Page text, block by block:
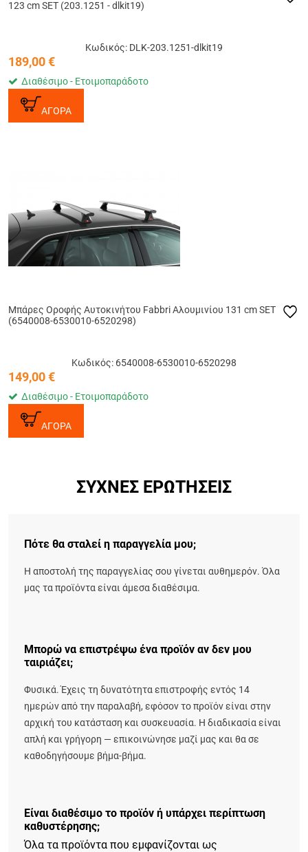
123 cm SET (203.1251 - dlkit19)
Κωδικός: DLK-203.1251-dlkit19
189,00€
Διαθέσιμο - Ετοιμοπαράδοτο
ΑΓΟΡΑ
Μπάρες Οροφής Αυτοκινήτου Fabbri Αλουμινίου 131 cm SET
(6540008-6530010-6520298)
Κωδικός: 6540008-6530010-6520298
149,00€
Διαθέσιμο - Ετοιμοπαράδοτο
ΑΓΟΡΑ
ΣΥΧΝΈΣ ΕΡΩΤΉΣΕΙΣ
Πότε θα σταλεί η παραγγελία μου;
Η αποστολή της παραγγελίας σου γίνεται αυθημερόν. Όλα
μας τα προϊόντα είναι άμεσα διαθέσιμα.
Μπορώ να επιστρέψω ένα προϊόν αν δεν μου
ταιριάζει;
Φυσικά. Έχεις τη δυνατότητα επιστροφής εντός 14
ημερών από την παραλαβή, εφόσον το προϊόν είναι στην
αρχική του κατάσταση και συσκευασία. Η διαδικασία είναι
απλή και γρήγορη — επικοινώνησε μαζί μας και θα σε
καθοδηγήσουμε βήμα-βήμα.
Είναι διαθέσιμο το προϊόν ή υπάρχει περίπτωση
καθυστέρησης;
Όλα τα προϊόντα που εμφανίζονται ως